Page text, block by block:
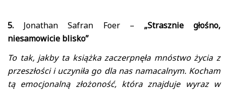
5. Jonathan Safran Foer – „Strasznie głośno,
niesamowicie blisko”
To tak, jakby ta książka zaczerpnęła mnóstwo życia z
przeszłości i uczyniła go dla nas namacalnym. Kocham
tą emocjonalną złożoność, która znajduje wyraz w